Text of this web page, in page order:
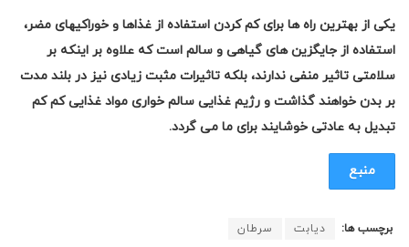
یکی از بهترین راه ها برای کم کردن استفاده از غذاها و خوراکیهای مضر،
استفاده از جایگزین های گیاهی و سالم است که علاوه بر اینکه بر
سلامتی تاثیر منفی ندارند، بلکه تاثیرات مثبت زیادی نیز در بلند مدت
بر بدن خواهند گذاشت و رژیم غذایی سالم خواری مواد غذایی کم کم
تبدیل به عادتی خوشایند برای ما می گردد.
منبع
برچسب ها: دیابت سرطان